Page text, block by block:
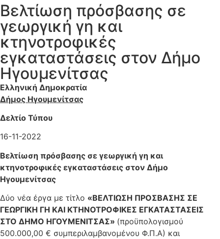
Βελτίωση πρόσβασης σε
γεωργική γη και
κτηνοτροφικές
εγκαταστάσεις στον Δήμο
Ηγουμενίτσας
Ελληνική Δημοκρατία
Δήμος Ηγουμενίτσας
Δελτίο Τύπου
16-11-2022
Βελτίωση πρόσβασης σε γεωργική γη και
κτηνοτροφικές εγκαταστάσεις στον Δήμο
Ηγουμενίτσας
Δύο νέα έργα με τίτλο «ΒΕΛΤΙΩΣΗ ΠΡΟΣΒΑΣΗΣ ΣΕ
ΓΕΩΡΓΙΚΗ ΓΗ ΚΑΙ ΚΤΗΝΟΤΡΟΦΙΚΕΣ ΕΓΚΑΤΑΣΤΑΣΕΙΣ
ΣΤΟ ΔΗΜΟ ΗΓΟΥΜΕΝΙΤΣΑΣ» (προϋπολογισμού
500.000,00 € συμπεριλαμβανομένου Φ.Π.Α) και